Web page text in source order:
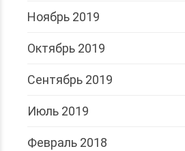
Ноябрь 2019
Октябрь 2019
Сентябрь 2019
Июль 2019
Февраль 2018